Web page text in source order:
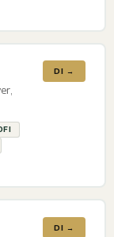
DI →
DI →